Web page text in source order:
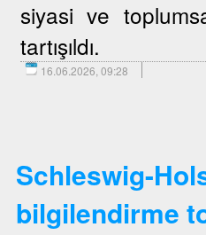
siyasi ve
tartışıldı.
16.06.2026, 09:28
Schleswig-
bilgilendirme